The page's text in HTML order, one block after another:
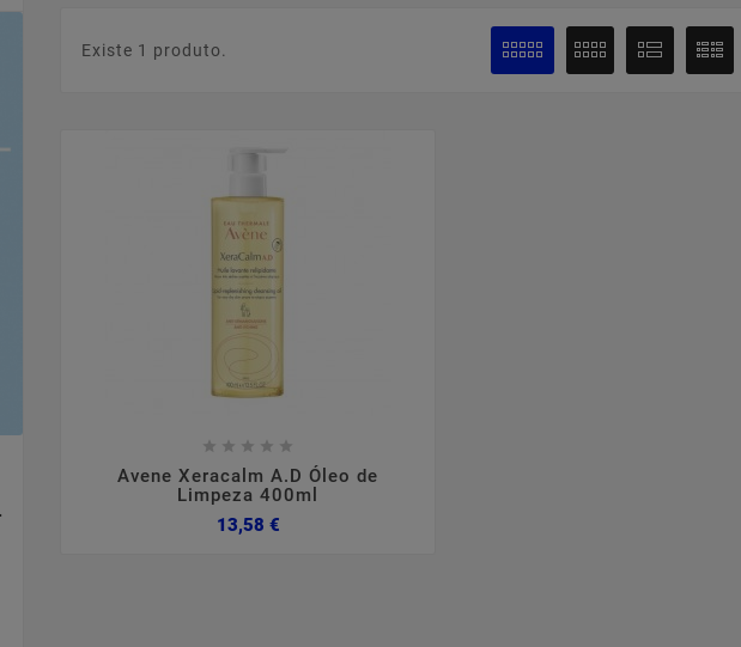
junho 28,2024
Dermatite Atópica
Existe 1 produto.
    
Avene Xeracalm A.D Óleo de
Limpeza 400ml
13,58 €Preço